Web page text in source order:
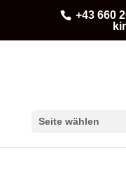
+43 660
Seite wählen